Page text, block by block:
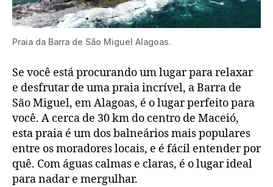
Praia da Barra de São Miguel Alagoas.
Se você está procurando um lugar para relaxar
e desfrutar de uma praia incrível, a Barra de
São Miguel, em Alagoas, é o lugar perfeito para
você. A cerca de 30 km do centro de Maceió,
esta praia é um dos balneários mais populares
entre os moradores locais, e é fácil entender por
quê. Com águas calmas e claras, é o lugar ideal
para nadar e mergulhar.